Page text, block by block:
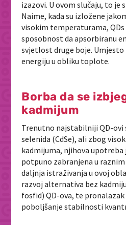
izazovi. U ovom slučaju, to je
Naime, kada su izložene
visokim temperaturama,
sposobnost da apsorbiranu
svjetlost druge boje.
energiju u obliku toplote.
Borba da se
kadmijum
Trenutno najstabilniji QD-ovi
selenida (CdSe), ali zbog
kadmijuma, njihova
potpuno zabranjena u
daljnja istraživanja u ovoj
razvoj alternativa bez
fosfid) QD-ova, te
poboljšanje stabilnosti